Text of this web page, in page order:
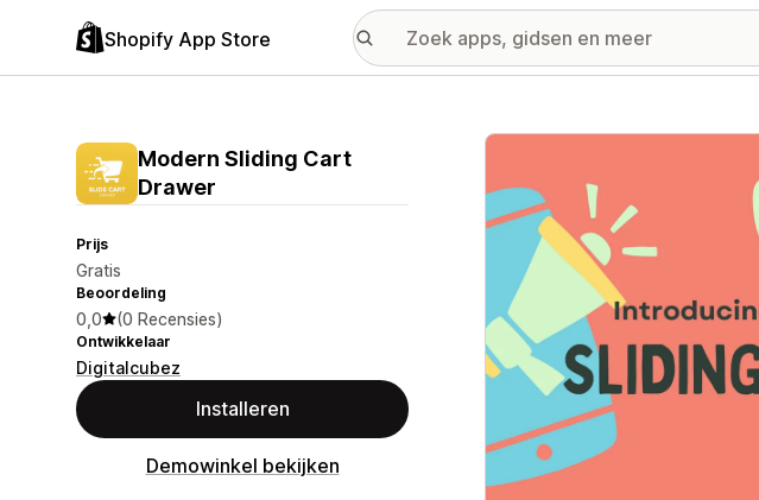
Shopify App Store
Modern Sliding Cart
Drawer
Prijs
Gratis
Beoordeling
0,0 (0 Recensies)
Ontwikkelaar
Digitalcubez
Installeren
Demowinkel bekijken
Galerij met uitgelichte